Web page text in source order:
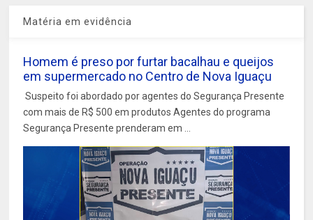
Matéria em evidência
Homem é preso por furtar bacalhau e queijos
em supermercado no Centro de Nova Iguaçu
Suspeito foi abordado por agentes do Segurança Presente
com mais de R$ 500 em produtos Agentes do programa
Segurança Presente prenderam em ...